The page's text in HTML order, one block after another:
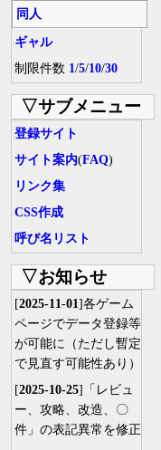
同人
ギャル
制限件数 1/5/10/30
▽サブメニュー
登録サイト
サイト案内(FAQ)
リンク集
CSS作成
呼び名リスト
▽お知らせ
[2025-11-01]各ゲーム
ページでデータ登録等
が可能に（ただし暫定
で見直す可能性あり）
[2025-10-25]「レビュ
ー、攻略、改造、〇
件」の表記異常を修正